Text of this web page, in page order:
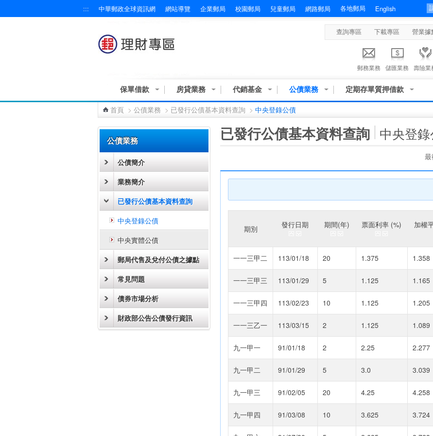
::: 中華郵政全球資訊網 網站導覽 企業郵局 校園郵局 兒童郵局 網路郵局 各地郵局 English
查詢專區 下載專區 營業據
郵務業務 儲匯業務 壽險業
保單借款 房貸業務 代銷基金 公債業務 定期存單質押借款
首頁 > 公債業務 > 已發行公債基本資料查詢 > 中央登錄公債
公債業務
公債簡介
業務簡介
已發行公債基本資料查詢
中央登錄公債
中央實體公債
郵局代售及兌付公債之據點
常見問題
債券市場分析
財政部公告公債發行資訊
已發行公債基本資料查詢 中央登
期別 發行日期 期間(年) 票面利率 (%) 加權
一一三甲二 113/01/18 20 1.375 1.358
一一三甲三 113/01/29 5 1.125 1.165
一一三甲四 113/02/23 10 1.125 1.205
一一三乙一 113/03/15 2 1.125 1.089
九一甲一 91/01/18 2 2.25 2.277
九一甲二 91/01/29 5 3.0 3.039
九一甲三 91/02/05 20 4.25 4.258
九一甲四 91/03/08 10 3.625 3.724